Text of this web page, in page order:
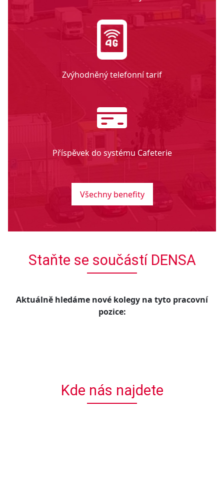
Zvýhodněný telefonní tarif
Příspěvek do systému Cafeterie
Všechny benefity
Staňte se součástí DENSA
Aktuálně hledáme nové kolegy na tyto pracovní
pozice:
Kde nás najdete